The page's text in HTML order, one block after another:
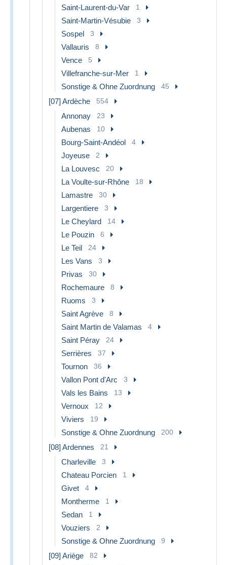
Saint-Laurent-du-Var 1
Saint-Martin-Vésubie 3
Sospel 3
Vallauris 8
Vence 5
Villefranche-sur-Mer 1
Sonstige & Ohne Zuordnung 45
[07] Ardèche 554
Annonay 23
Aubenas 10
Bourg-Saint-Andéol 4
Joyeuse 2
La Louvesc 20
La Voulte-sur-Rhône 18
Lamastre 30
Largentiere 3
Le Cheylard 14
Le Pouzin 6
Le Teil 24
Les Vans 3
Privas 30
Rochemaure 8
Ruoms 3
Saint Agrève 8
Saint Martin de Valamas 4
Saint Péray 24
Serrières 37
Tournon 36
Vallon Pont d'Arc 3
Vals les Bains 13
Vernoux 12
Viviers 19
Sonstige & Ohne Zuordnung 200
[08] Ardennes 21
Charleville 3
Chateau Porcien 1
Givet 4
Montherme 1
Sedan 1
Vouziers 2
Sonstige & Ohne Zuordnung 9
[09] Ariège 82